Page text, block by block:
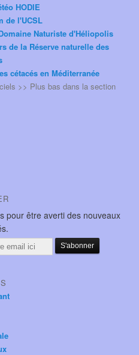
HODIE
de l'UCSL
Naturiste d'Héliopolis
de la Réserve naturelle des
cétacés en Méditerranée
>> Plus bas dans la section
pour être averti des nouveaux